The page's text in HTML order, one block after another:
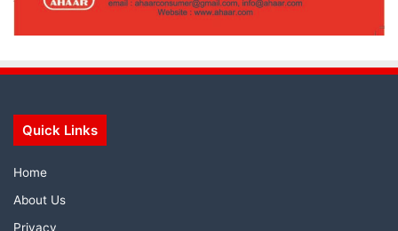
Quick Links
Home
About Us
Privacy